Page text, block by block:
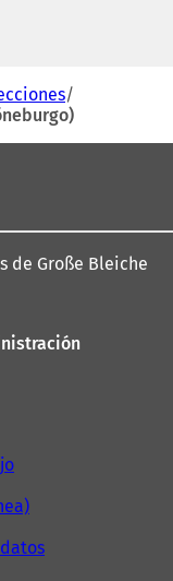
de Große Bleiche